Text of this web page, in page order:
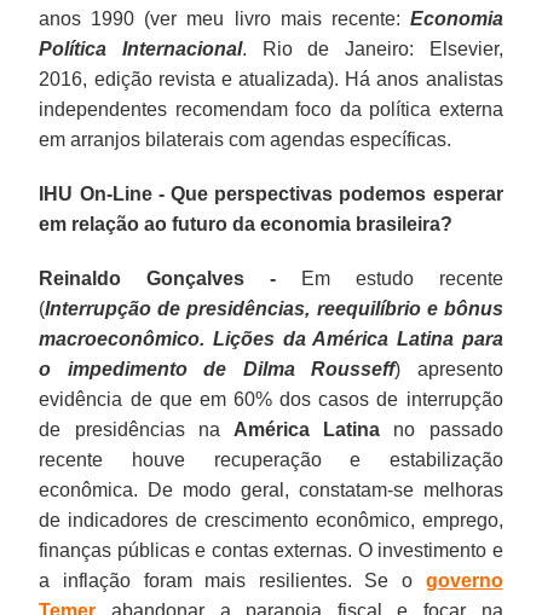
anos 1990 (ver meu livro mais recente: Economia
Política Internacional. Rio de Janeiro: Elsevier,
2016, edição revista e atualizada). Há anos analistas
independentes recomendam foco da política externa
em arranjos bilaterais com agendas específicas.
IHU On-Line - Que perspectivas podemos esperar
em relação ao futuro da economia brasileira?
Reinaldo Gonçalves - Em estudo recente
(Interrupção de presidências, reequilíbrio e bônus
macroeconômico. Lições da América Latina para
o impedimento de Dilma Rousseff) apresento
evidência de que em 60% dos casos de interrupção
de presidências na América Latina no passado
recente houve recuperação e estabilização
econômica. De modo geral, constatam-se melhoras
de indicadores de crescimento econômico, emprego,
finanças públicas e contas externas. O investimento e
a inflação foram mais resilientes. Se o governo
Temer abandonar a paranoia fiscal e focar na